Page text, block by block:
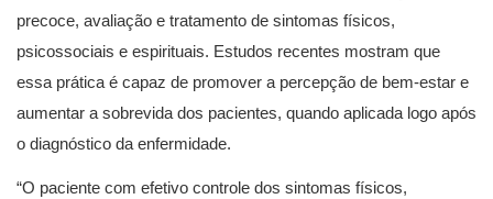
precoce, avaliação e tratamento de sintomas físicos,
psicossociais e espirituais. Estudos recentes mostram que
essa prática é capaz de promover a percepção de bem-estar e
aumentar a sobrevida dos pacientes, quando aplicada logo após
o diagnóstico da enfermidade.
“O paciente com efetivo controle dos sintomas físicos,